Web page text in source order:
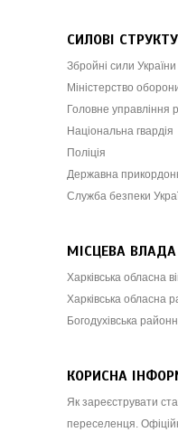
СИЛОВІ
Збройні сили України
Міністерство
Головне управління
Національна гвардія
Поліція
Державна
Служба безпеки
МІСЦЕВА ВЛАДА
Харківська обласна
Харківська обласна
Богодухівська
КОРИСНА
Як зареєструвати
переселенця.